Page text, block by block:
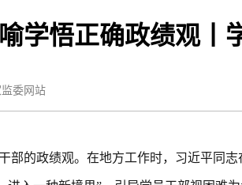
学悟正确政绩观丨
委网站
部的政绩观。在地方工作时，习近平同